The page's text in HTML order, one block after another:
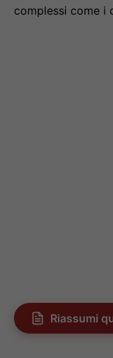
complessi come i
Riassumi